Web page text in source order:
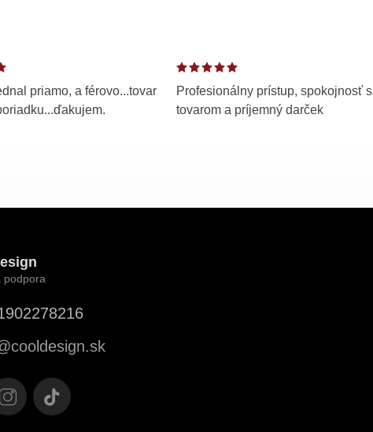
priamo, a férovo...tovar
Profesionálny prístup, spokojnosť s
tovarom a príjemný darček
cooldesign.sk